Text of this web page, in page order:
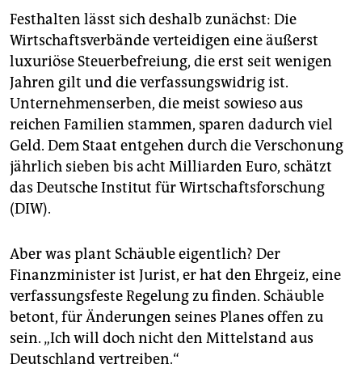
Erst bestätigte sein Sprecher der taz, dass Schmids
Linie mit Kretschmann abgestimmt sei.Am nächsten
Tag - nach dem taz-Bericht auf der Seite 1 - ruderte
der Sprecher zurück:Es gebe keine abgestimmte
Linie. Nach taz-Informationen war Kretschmann aber
sehr wohl vorab über Schmids Überlegungen
informiert und hieß sie gut. Kretschmann schweigt im
Moment wohl lieber, weil sein Kurs die Bundes-
Grünen empören würde.(us)
Festhalten lässt sich deshalb zunächst: Die
Wirtschaftsverbände verteidigen eine äußerst
luxuriöse Steuerbefreiung, die erst seit wenigen
Jahren gilt und die verfassungswidrig ist.
Unternehmenserben, die meist sowieso aus
reichen Familien stammen, sparen dadurch viel
Geld. Dem Staat entgehen durch die Verschonung
jährlich sieben bis acht Milliarden Euro, schätzt
das Deutsche Institut für Wirtschaftsforschung
(DIW).
Aber was plant Schäuble eigentlich? Der
Finanzminister ist Jurist, er hat den Ehrgeiz, eine
verfassungsfeste Regelung zu finden. Schäuble
betont, für Änderungen seines Planes offen zu
sein. „Ich will doch nicht den Mittelstand aus
Deutschland vertreiben.“